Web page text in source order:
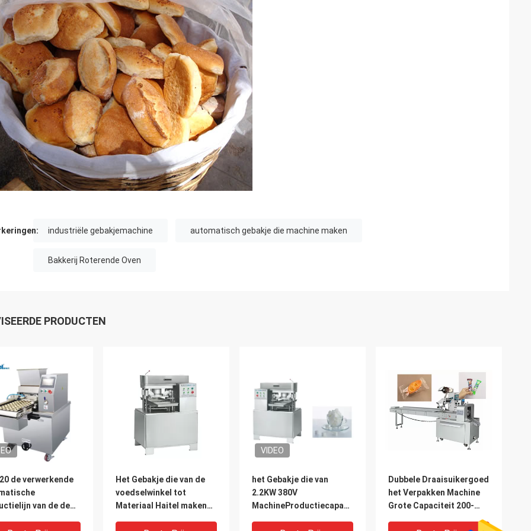
industriële gebakjemachine automatisch gebakje die machine maken
Bakkerij Roterende Oven
PRODUCTEN
de verwerkende
van de de
Het Gebakje die van de
voedselwinkel tot
Materiaal Haitel maken
VIDEO
het Gebakje die van
2.2KW 380V
MachineProductiecapaciteit
Dubbele Draaisuikergoed
het Verpakken Machine
Grote Capaciteit 200-